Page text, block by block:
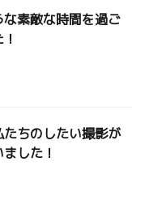
素敵な時間を過ご
たちのしたい撮影が
した！